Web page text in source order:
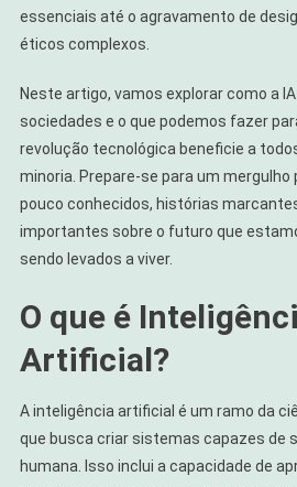
essenciais até o agravamento de
éticos complexos.
Neste artigo, vamos explorar como a
sociedades e o que podemos fazer
revolução tecnológica beneficie a
minoria. Prepare-se para um mergulho
pouco conhecidos, histórias
importantes sobre o futuro que
sendo levados a viver.
O que é
Artificial?
A inteligência artificial é um ramo da
que busca criar sistemas capazes de
humana. Isso inclui a capacidade de